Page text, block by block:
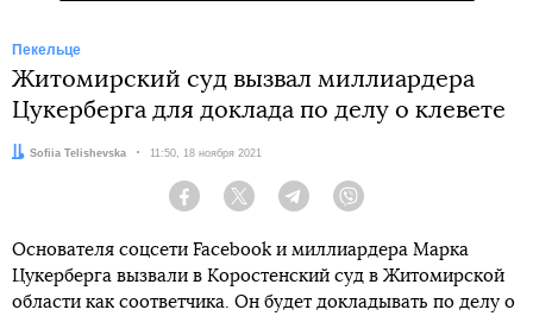
Пекельце
Житомирский суд вызвал миллиардера
Цукерберга для доклада по делу о клевете
Автор:
Sofiia Telishevska Дата:
11:50, 18 ноября 2021
Facebook Twitter Telegram
Основателя соцсети Facebook и миллиардера Марка
Цукерберга вызвали в Коростенский суд в Житомирской
области как соответчика. Он будет докладывать по делу о